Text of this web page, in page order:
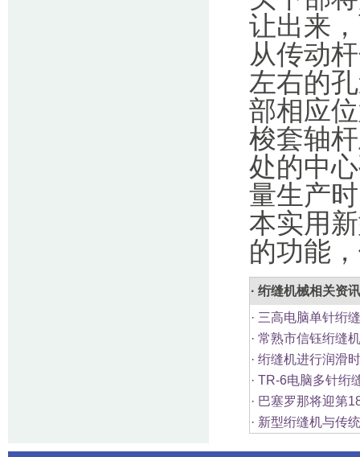
让出来
从传动
左右的
部相应
梭套轴
处的中
量生产
本实用
的功能
· 绗缝机械相关资讯
· 三高电脑单针绗
· 常熟市信钰绗缝
· 绗缝机进行润滑
· TR-6电脑多针绗
· 巴塞罗那将迎第
· 新型绗缝机与传